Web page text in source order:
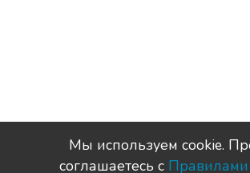
Мы используем сookie.
соглашаетесь с Правилами